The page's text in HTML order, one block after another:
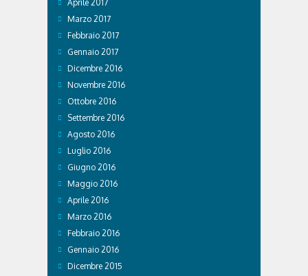
Aprile 2017
Marzo 2017
Febbraio 2017
Gennaio 2017
Dicembre 2016
Novembre 2016
Ottobre 2016
Settembre 2016
Agosto 2016
Luglio 2016
Giugno 2016
Maggio 2016
Aprile 2016
Marzo 2016
Febbraio 2016
Gennaio 2016
Dicembre 2015